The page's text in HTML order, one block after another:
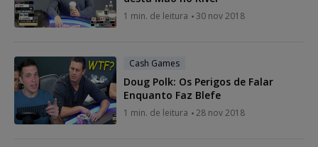
1 min. de leitura 30 nov 2018
Cash Games
Doug Polk: Os Perigos de Falar
Enquanto Faz Blefe
1 min. de leitura 28 nov 2018